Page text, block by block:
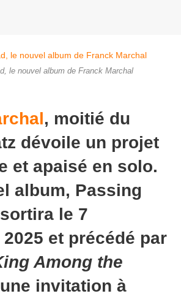
le nouvel album de Franck Marchal
, moitié du
dévoile un projet
et apaisé en solo.
album, Passing
le 7
et précédé par
Among the
invitation à